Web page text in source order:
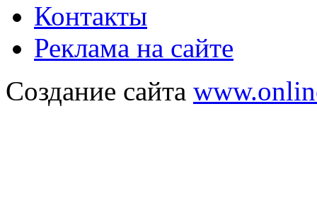
Контакты
Реклама на сайте
Создание сайта